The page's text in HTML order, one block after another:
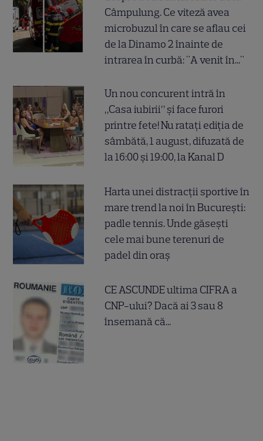
Câmpulung. Ce viteză avea
microbuzul în care se aflau cei
de la Dinamo 2 înainte de
intrarea în curbă: "A venit în..."
Un nou concurent intră în
„Casa iubirii” și face furori
printre fete! Nu ratați ediția de
sâmbătă, 1 august, difuzată de
la 16:00 și 19:00, la Kanal D
Harta unei distracții sportive în
mare trend la noi în București:
padle tennis. Unde găsești
cele mai bune terenuri de
padel din oraș
CE ASCUNDE ultima CIFRA a
CNP-ului? Dacă ai 3 sau 8
însemană că...